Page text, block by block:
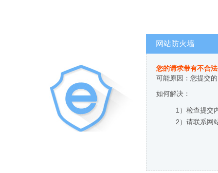
网站防火墙
您的请求带有不合
可能原因：您提交
如何解决：
1）检查提交
2）请联系网